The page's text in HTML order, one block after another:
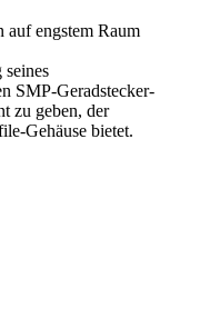
engstem Raum
SMP-Geradstecker-
zu geben, der
Gehäuse bietet.